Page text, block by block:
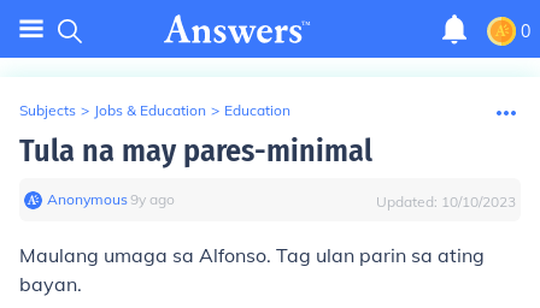
0
Subjects > Jobs & Education > Education
Tula na may pares-minimal
Anonymous∙9y ago Updated: 10/10/2023
Maulang umaga sa Alfonso. Tag ulan parin sa ating
bayan.